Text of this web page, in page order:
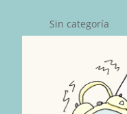
Sin categoría